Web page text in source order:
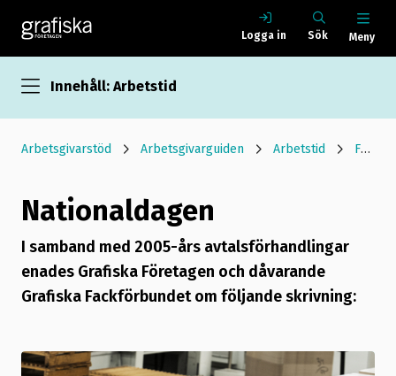
Logga in Sök Meny
Innehåll: Arbetstid
Arbetsgivarstöd Arbetsgivarguiden Arbetstid Förpackningsavtalet
Nationaldagen
I samband med 2005-års avtalsförhandlingar
enades Grafiska Företagen och dåvarande
Grafiska Fackförbundet om följande skrivning: